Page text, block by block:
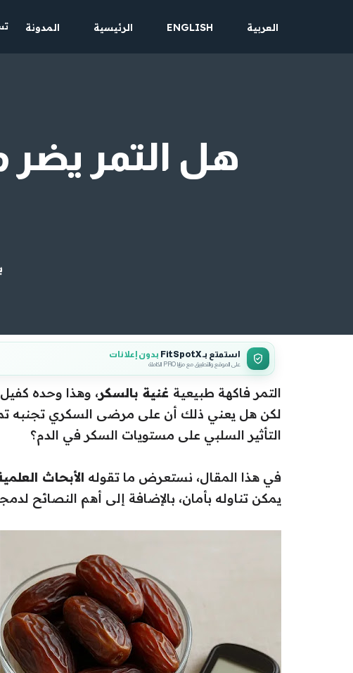
العربية ENGLISH الرئيسية المدونة
هل التمر
استمتع بـ FitSpotX بدون إعلانات
على الموقع والتطبيق مع مزايا PRO الكاملة
التمر فاكهة طبيعية غنية بالسكر، وهذا وحده
لكن هل يعني ذلك أن على مرضى السكري تجنبه
التأثير السلبي على مستويات السكر في الدم؟
في هذا المقال، نستعرض ما تقوله الأبحاث
يمكن تناوله بأمان، بالإضافة إلى أهم النصائح